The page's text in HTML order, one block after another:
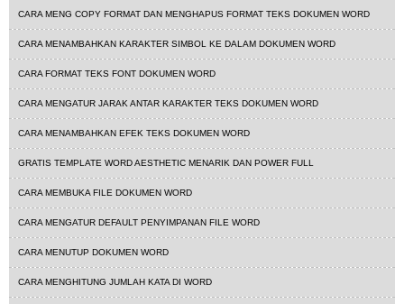
CARA MENG COPY FORMAT DAN MENGHAPUS FORMAT TEKS DOKUMEN WORD
CARA MENAMBAHKAN KARAKTER SIMBOL KE DALAM DOKUMEN WORD
CARA FORMAT TEKS FONT DOKUMEN WORD
CARA MENGATUR JARAK ANTAR KARAKTER TEKS DOKUMEN WORD
CARA MENAMBAHKAN EFEK TEKS DOKUMEN WORD
GRATIS TEMPLATE WORD AESTHETIC MENARIK DAN POWER FULL
CARA MEMBUKA FILE DOKUMEN WORD
CARA MENGATUR DEFAULT PENYIMPANAN FILE WORD
CARA MENUTUP DOKUMEN WORD
CARA MENGHITUNG JUMLAH KATA DI WORD